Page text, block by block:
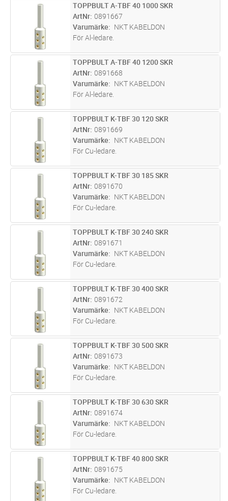
ST Lägg i kundvagn
TOPPBULT A-TBF 40 1000 SKR
ArtNr 0891667
Varumärke
NKT KABELDON
För Al-ledare.
ST Lägg i kundvagn
TOPPBULT A-TBF 40 1200 SKR
ArtNr 0891668
Varumärke
NKT KABELDON
För Al-ledare.
ST Lägg i kundvagn
TOPPBULT K-TBF 30 120 SKR
ArtNr 0891669
Varumärke
NKT KABELDON
För Cu-ledare.
ST Lägg i kundvagn
TOPPBULT K-TBF 30 185 SKR
ArtNr 0891670
Varumärke
NKT KABELDON
För Cu-ledare.
ST Lägg i kundvagn
TOPPBULT K-TBF 30 240 SKR
ArtNr 0891671
Varumärke
NKT KABELDON
För Cu-ledare.
ST Lägg i kundvagn
TOPPBULT K-TBF 30 400 SKR
ArtNr 0891672
Varumärke
NKT KABELDON
För Cu-ledare.
ST Lägg i kundvagn
TOPPBULT K-TBF 30 500 SKR
ArtNr 0891673
Varumärke
NKT KABELDON
För Cu-ledare.
ST Lägg i kundvagn
TOPPBULT K-TBF 30 630 SKR
ArtNr 0891674
Varumärke
NKT KABELDON
För Cu-ledare.
ST Lägg i kundvagn
TOPPBULT K-TBF 40 800 SKR
ArtNr 0891675
Varumärke
NKT KABELDON
För Cu-ledare.